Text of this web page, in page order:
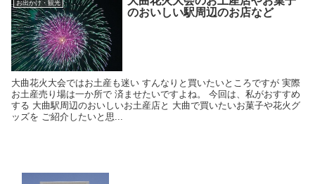
お出かけ・観光
のおいしい駅周辺のお店など
大曲花火大会ではお土産も迷い すんなりと買いたいところですが 実際
お土産売り場は一か所で 済ませたいですよね。 今回は、私がおすすめ
する 大曲駅周辺のおいしいお土産店と 大曲で買いたいお菓子や花火グ
ッズを ご紹介したいと思...